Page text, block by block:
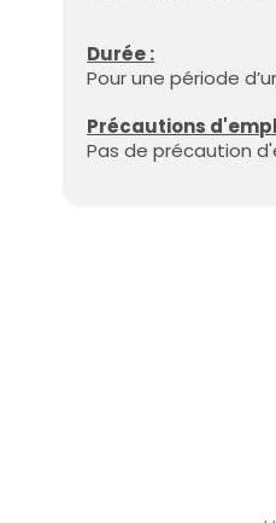
Durée :
Pour une période
Précautions
Pas de précaution